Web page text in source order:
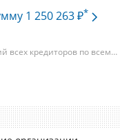
1 250 263 ₽*
всех кредиторов по всем
подавала требования
десятков, а размеры сумм
или меньше размеров